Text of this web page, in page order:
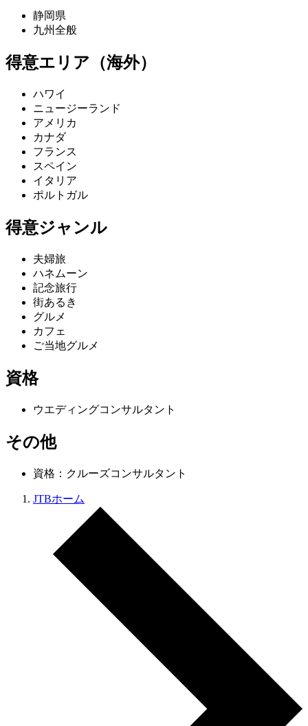
静岡県
九州全般
得意エリア（海外）
ハワイ
ニュージーランド
アメリカ
カナダ
フランス
スペイン
イタリア
ポルトガル
得意ジャンル
夫婦旅
ハネムーン
記念旅行
街あるき
グルメ
カフェ
ご当地グルメ
資格
ウエディングコンサルタント
その他
資格：クルーズコンサルタント
JTBホーム